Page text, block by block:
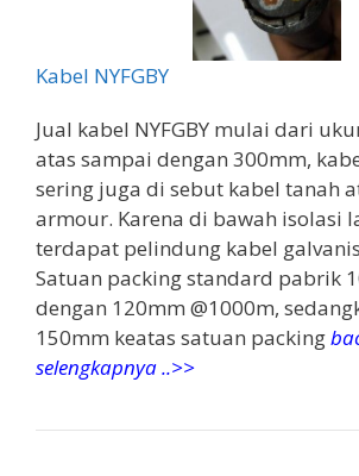
Kabel NYFGBY
Jual kabel NYFGBY mulai dari
atas sampai dengan 300mm,
sering juga di sebut kabel tanah
armour. Karena di bawah isolasi
terdapat pelindung kabel
Satuan packing standard pabrik
dengan 120mm @1000m,
150mm keatas satuan packing
selengkapnya ..>>